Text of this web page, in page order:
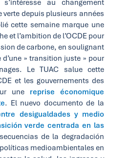
au changement
depuis plusieurs années
cette semaine marque une
et l’ambition de l’OCDE pour
de carbone, en soulignant
» transition juste » pour
Le TUAC salue cette
et les gouvernements des
une reprise économique
. El nuevo documento de la
desigualdades y medio
verde centrada en las
de la degradación
medioambientales en